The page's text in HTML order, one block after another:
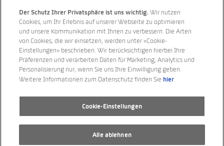
Unsere Marken
Der Schutz Ihrer Privatsphäre ist uns wichtig. Wir nutzen
Cookies, um Ihr Erlebnis auf unserer Webseite zu optimieren
und unsere Kommunikation mit Ihnen zu verbessern. Die Arten
von Cookies, die wir einsetzen, werden unter «Cookie-
Einstellungen» beschrieben. Wir berücksichtigen hierbei Ihre
Präferenzen und verarbeiten Daten für Marketing, Analytics und
Personalisierung nur, wenn Sie uns Ihre Einwilligung geben.
Weitere Informationen zum Datenschutz finden Sie hier.
Cookie-Einstellungen
Alle ablehnen